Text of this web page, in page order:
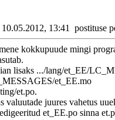
13:41 postituse
kokkupuude mingi
lisaks .../lang/et_EE/
et_EE.mo
et.po.
valuutade juures vahetus
et_EE.po sinna